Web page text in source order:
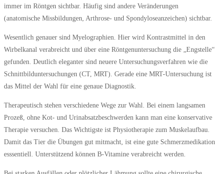
immer im Röntgen sichtbar. Häufig sind andere Veränderungen
(anatomische Missbildungen, Arthrose- und Spondyloseanzeichen) sichtbar.
Wesentlich genauer sind Myelographien. Hier wird Kontrastmittel in den
Wirbelkanal verabreicht und über eine Röntgenuntersuchung die „Engstelle“
gefunden. Deutlich eleganter sind neuere Untersuchungsverfahren wie die
Schnittbilduntersuchungen (CT, MRT). Gerade eine MRT-Untersuchung ist
das Mittel der Wahl für eine genaue Diagnostik.
Therapeutisch stehen verschiedene Wege zur Wahl. Bei einem langsamen
Prozeß, ohne Kot- und Urinabsatzbeschwerden kann man eine konservative
Therapie versuchen. Das Wichtigste ist Physiotherapie zum Muskelaufbau.
Damit das Tier die Übungen gut mitmacht, ist eine gute Schmerzmedikation
esssentiell. Unterstützend können B-Vitamine verabreicht werden.